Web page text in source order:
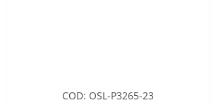
COD: OSL-P3265-23